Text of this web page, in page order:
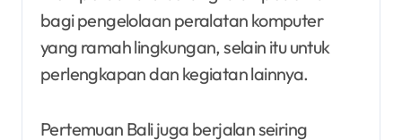
bagi pengelolaan peralatan komputer
yang ramah lingkungan, selain itu untuk
perlengkapan dan kegiatan lainnya.
Pertemuan Bali juga berjalan seiring